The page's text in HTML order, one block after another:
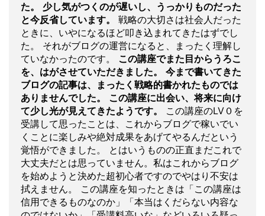
た。
少し気がつくのが遅いし、うっかりものだった
と今反省しています。
戦略の大切さは社会人だった
ときに、いやになるほど叩き込まれてきたはずでし
た。 それがブログの運営になると、まったく理解し
ていなかったのです。 この講座でまた目からうろこ
を、はがさせていただきました。
今まで書いてきた
ブログの記事は、まったく戦略的書かれたものでは
ありませんでした。
この講座に出会い、将来に向け
て少し光が見えてきたようです。
この講座のLV０を
受講して思ったことは、これからブログで稼いでい
くことに楽しみや絶対成果をあげてやるんだという
覚悟ができました。 とはいうものの正直まだこれで
大丈夫だとは思っていません。私はこれからブログ
を始めようと決めた超初心者ですのでやはり不安は
拭えません。 この講座を知ったときは「この講座は
信用できるものなのか」「本当はくだらない内容な